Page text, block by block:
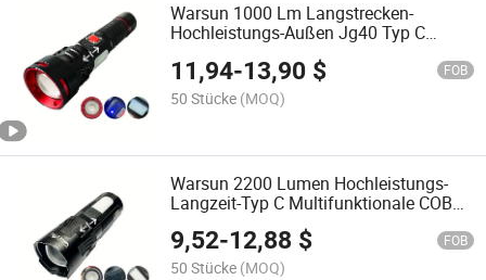
Warsun 1000 Lm Langstrecken-
Hochleistungs-Außen Jg40 Typ C
wiederaufladbare LED-Taschenlampe
11,94-13,90 $ FOB
50 Stücke (MOQ)
Warsun 2200 Lumen Hochleistungs-
Langzeit-Typ C Multifunktionale COB
Wiederaufladbare LED Taschenlampe
9,52-12,88 $ FOB
50 Stücke (MOQ)